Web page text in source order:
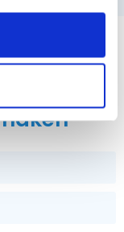
worden